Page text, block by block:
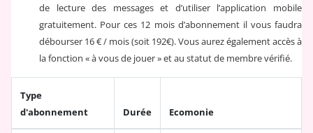
de lecture des messages et d’utiliser l’application mobile
gratuitement. Pour ces 12 mois d’abonnement il vous faudra
débourser 16 € / mois (soit 192€). Vous aurez également accès à
la fonction « à vous de jouer » et au statut de membre vérifié.
Type
d'abonnement
Durée Ecomonie